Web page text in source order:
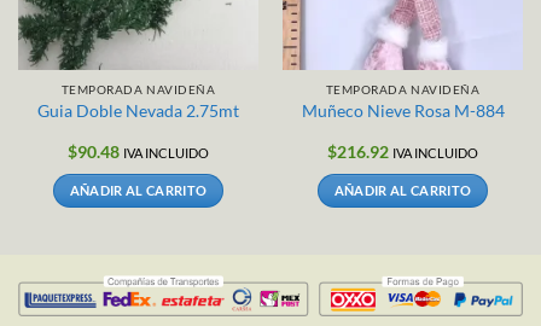
TEMPORADA NAVIDEÑA
Guia Doble Nevada 2.75mt
$90.48 IVA INCLUIDO
AÑADIR AL CARRITO
TEMPORADA NAVIDEÑA
Muñeco Nieve Rosa M-884
$216.92 IVA INCLUIDO
AÑADIR AL CARRITO